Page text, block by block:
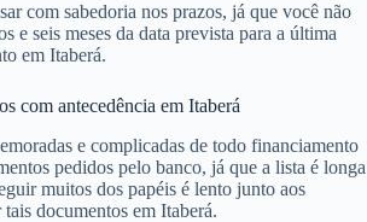
com sabedoria nos prazos, já que você não
e seis meses da data prevista para a última
em Itaberá.
com antecedência em Itaberá
e complicadas de todo financiamento
pedidos pelo banco, já que a lista é longa
muitos dos papéis é lento junto aos
documentos em Itaberá.